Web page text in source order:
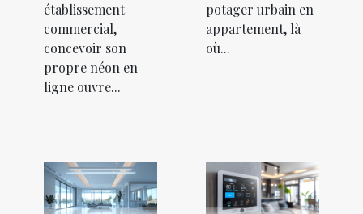
établissement
commercial,
concevoir son
propre néon en
ligne ouvre...
potager urbain en
appartement, là
où...